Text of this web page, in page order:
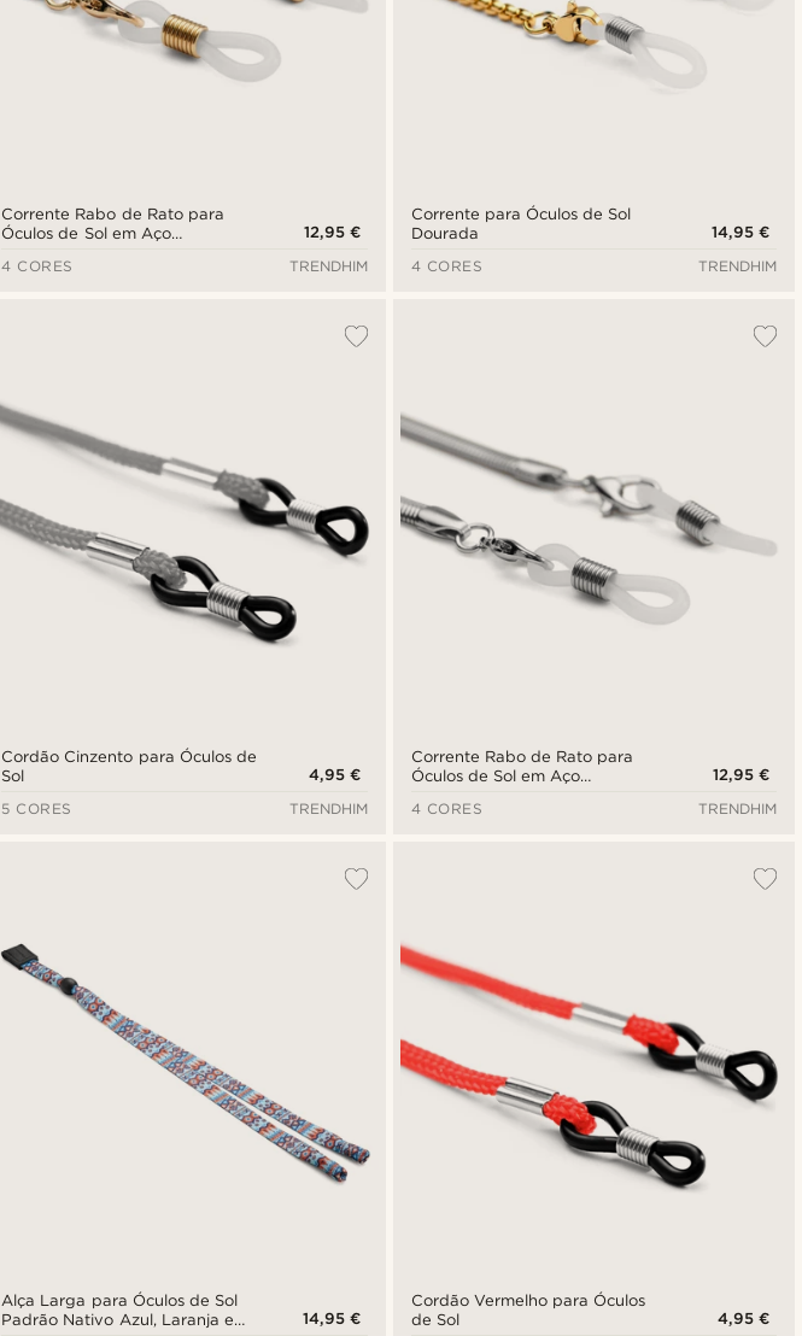
Corrente Rabo de Rato para
Óculos de Sol em Aço
12,95 €
4 CORES
TRENDHIM
Corrente para Óculos de Sol
Dourada
14,95 €
4 CORES
TRENDHIM
Cordão Cinzento para Óculos de
Sol
4,95 €
5 CORES
TRENDHIM
Corrente Rabo de Rato para
Óculos de Sol em Aço
12,95 €
4 CORES
TRENDHIM
Alça Larga para Óculos de Sol
Padrão Nativo Azul, Laranja e
14,95 €
Cordão Vermelho para Óculos
de Sol
4,95 €